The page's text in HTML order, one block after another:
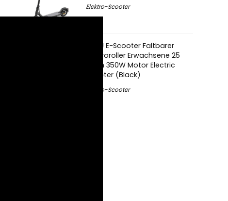
Elektro-Scooter
TOEU E-Scooter Faltbarer
Elektroroller Erwachsene 25
km/h 350W Motor Electric
Scooter (Black)
Elektro-Scooter